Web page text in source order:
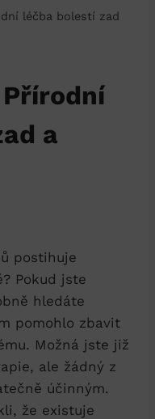
léčba bolestí zad
a
postihuje
Pokud jste
hledáte
pomohlo zbavit
Možná jste již
ale žádný z
účinným.
že existuje